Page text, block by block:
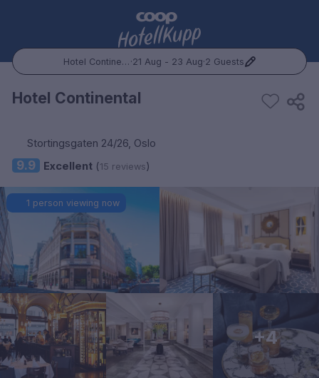
Hotel Continental ·21 Aug - 23 Aug·2 Guests
Popular Destinations:
Oslo
Bergen
Trondheim
Hele Sverige
Stockholm
Göteborg
Hele Danmark
Hotel Continental
Stortingsgaten 24/26, Oslo
9.9 Excellent(15 reviews)
1 person viewing now
+4